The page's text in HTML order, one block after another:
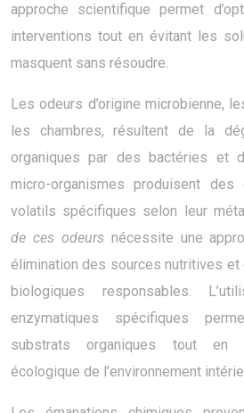
approche scientifique permet
interventions tout en évitant les
masquent sans résoudre.
Les odeurs d’origine microbienne,
les chambres, résultent de la
organiques par des bactéries et
micro-organismes produisent des
volatils spécifiques selon leur
de ces odeurs nécessite une
élimination des sources nutritives
biologiques responsables.
enzymatiques spécifiques
substrats organiques tout en
écologique de l’environnement